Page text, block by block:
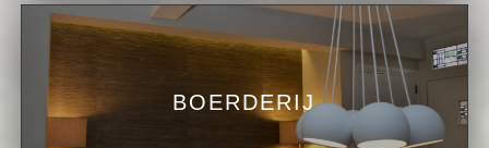
BOERDERIJ